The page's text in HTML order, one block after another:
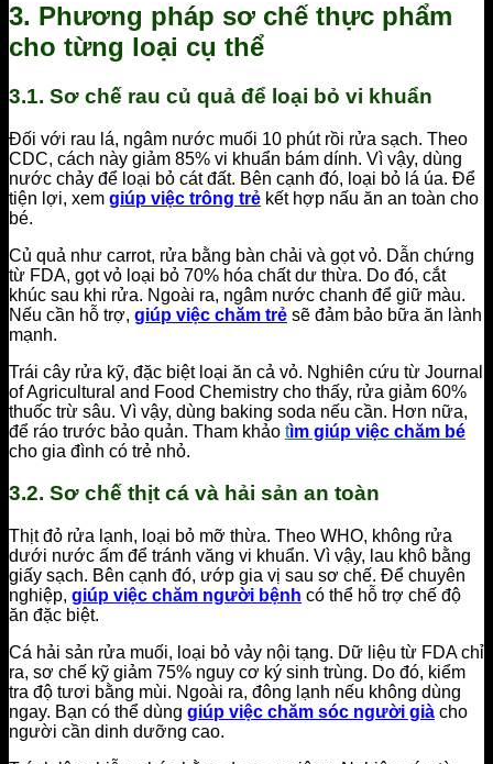
3. Phương pháp sơ chế thực phẩm
cho từng loại cụ thể
3.1. Sơ chế rau củ quả để loại bỏ vi khuẩn
Đối với rau lá, ngâm nước muối 10 phút rồi rửa sạch. Theo
CDC, cách này giảm 85% vi khuẩn bám dính. Vì vậy, dùng
nước chảy để loại bỏ cát đất. Bên cạnh đó, loại bỏ lá úa. Để
tiện lợi, xem giúp việc trông trẻ kết hợp nấu ăn an toàn cho
bé.
Củ quả như carrot, rửa bằng bàn chải và gọt vỏ. Dẫn chứng
từ FDA, gọt vỏ loại bỏ 70% hóa chất dư thừa. Do đó, cắt
khúc sau khi rửa. Ngoài ra, ngâm nước chanh để giữ màu.
Nếu cần hỗ trợ, giúp việc chăm trẻ sẽ đảm bảo bữa ăn lành
mạnh.
Trái cây rửa kỹ, đặc biệt loại ăn cả vỏ. Nghiên cứu từ Journal
of Agricultural and Food Chemistry cho thấy, rửa giảm 60%
thuốc trừ sâu. Vì vậy, dùng baking soda nếu cần. Hơn nữa,
để ráo trước bảo quản. Tham khảo tìm giúp việc chăm bé
cho gia đình có trẻ nhỏ.
3.2. Sơ chế thịt cá và hải sản an toàn
Thịt đỏ rửa lạnh, loại bỏ mỡ thừa. Theo WHO, không rửa
dưới nước ấm để tránh văng vi khuẩn. Vì vậy, lau khô bằng
giấy sạch. Bên cạnh đó, ướp gia vị sau sơ chế. Để chuyên
nghiệp, giúp việc chăm người bệnh có thể hỗ trợ chế độ
ăn đặc biệt.
Cá hải sản rửa muối, loại bỏ vảy nội tạng. Dữ liệu từ FDA chỉ
ra, sơ chế kỹ giảm 75% nguy cơ ký sinh trùng. Do đó, kiểm
tra độ tươi bằng mùi. Ngoài ra, đông lạnh nếu không dùng
ngay. Bạn có thể dùng giúp việc chăm sóc người già cho
người cần dinh dưỡng cao.